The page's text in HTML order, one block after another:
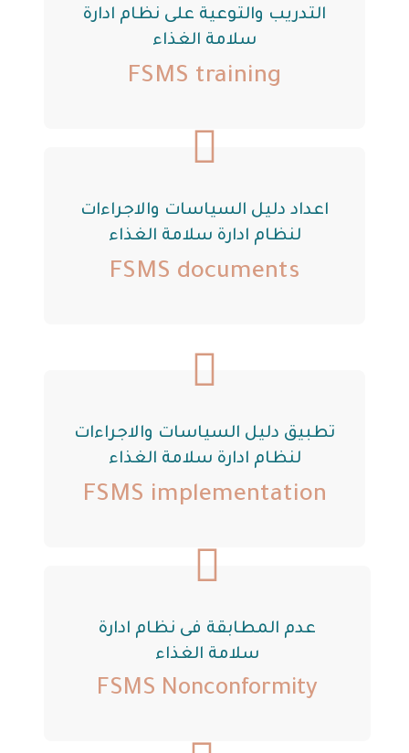
التدريب والتوعية على نظام ادارة
سلامة الغذاء
FSMS training
اعداد دليل السياسات والاجراءات
لنظام ادارة سلامة الغذاء
FSMS documents
تطبيق دليل السياسات والاجراءات
لنظام ادارة سلامة الغذاء
FSMS implementation
عدم المطابقة فى نظام ادارة
سلامة الغذاء
FSMS Nonconformity